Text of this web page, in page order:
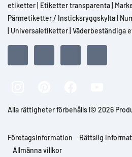
etiketter Etiketter transparenta
Pärmetiketter / Insticksryggskylta
Universaletiketter Väderbeständiga
Alla rättigheter förbehålls l© 2026
Företagsinformation Rättslig
Allmänna villkor